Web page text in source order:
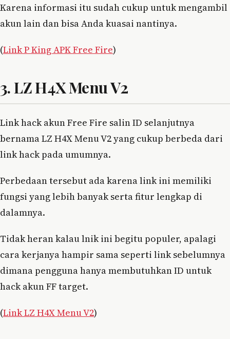
Karena informasi itu sudah cukup untuk mengambil
akun lain dan bisa Anda kuasai nantinya.
(Link P King APK Free Fire)
3. LZ H4X Menu V2
Link hack akun Free Fire salin ID selanjutnya
bernama LZ H4X Menu V2 yang cukup berbeda dari
link hack pada umumnya.
Perbedaan tersebut ada karena link ini memiliki
fungsi yang lebih banyak serta fitur lengkap di
dalamnya.
Tidak heran kalau lnik ini begitu populer, apalagi
cara kerjanya hampir sama seperti link sebelumnya
dimana pengguna hanya membutuhkan ID untuk
hack akun FF target.
(Link LZ H4X Menu V2)